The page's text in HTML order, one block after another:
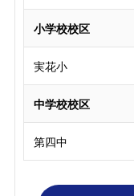
小学校校区
実花小
中学校校区
第四中